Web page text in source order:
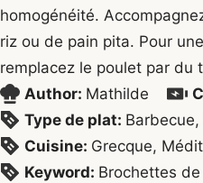
homogénéité.
riz ou de pain pita. Pour
remplacez le poulet par du
Author: Mathilde
Type de plat:
Cuisine: Grecque,
Keyword: Brochettes